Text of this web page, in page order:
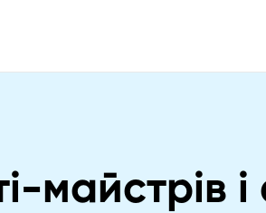
майстрів і